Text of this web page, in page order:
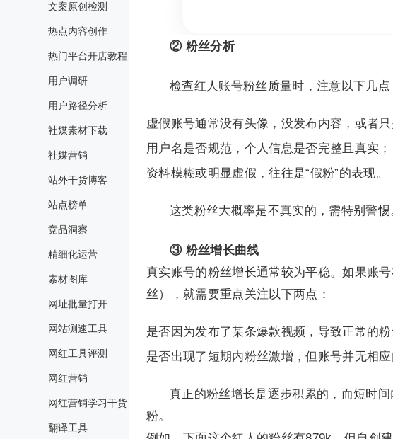
文案原创检测
热点内容创作
热门平台开店教程
用户调研
用户路径分析
社媒素材下载
社媒营销
站外干货博客
站点榜单
竞品洞察
精细化运营
素材图库
网址批量打开
网站测速工具
网红工具评测
网红营销
网红营销学习干货
翻译工具
② 粉丝分析
检查红人账号粉丝质量时，注意以下几点
虚假账号通常没有头像，没发布内容，或者只
用户名是否规范，个人信息是否完整且真实；
资料模糊或明显虚假，往往是“假粉”的表现。
这类粉丝大概率是不真实的，需特别警惕
③ 粉丝增长曲线
真实账号的粉丝增长通常较为平稳。如果账
丝），就需要重点关注以下两点：
是否因为发布了某条爆款视频，导致正常的粉
是否出现了短期内粉丝激增，但账号并无相应
真正的粉丝增长是逐步积累的，而短时
粉。